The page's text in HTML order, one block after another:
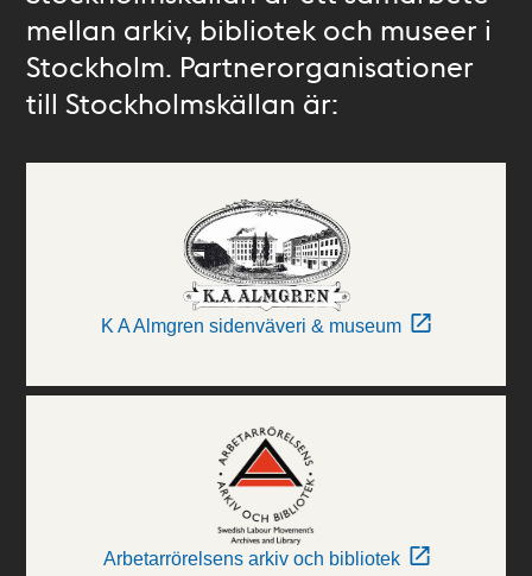
mellan arkiv, bibliotek och museer i
Stockholm. Partnerorganisationer
till Stockholmskällan är:
K A Almgren sidenväveri & museum
Arbetarrörelsens arkiv och bibliotek